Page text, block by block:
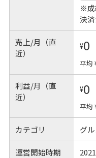
※成
決
売上/月（直
近）
¥0
平均
利益/月（直
近）
¥0
平均
カテゴリ グ
運営開始時期